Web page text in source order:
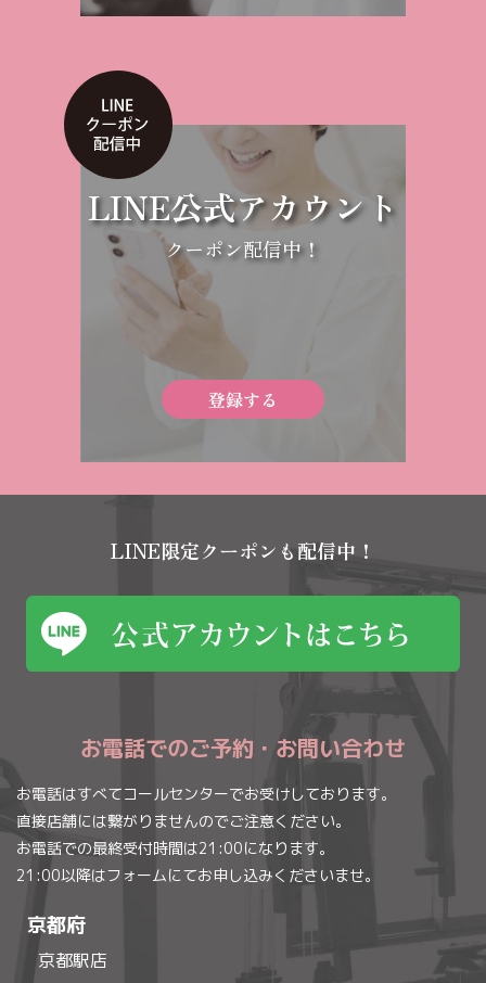
LINE公式アカウント
クーポン配信中！
登録する
LINE限定クーポンも配信中！
お電話でのご予約・お問い合わせ
お電話はすべてコールセンターでお受けしております。
直接店舗には繋がりませんのでご注意ください。
お電話での最終受付時間は21:00になります。
21:00以降はフォームにてお申し込みくださいませ。
京都府
京都駅店